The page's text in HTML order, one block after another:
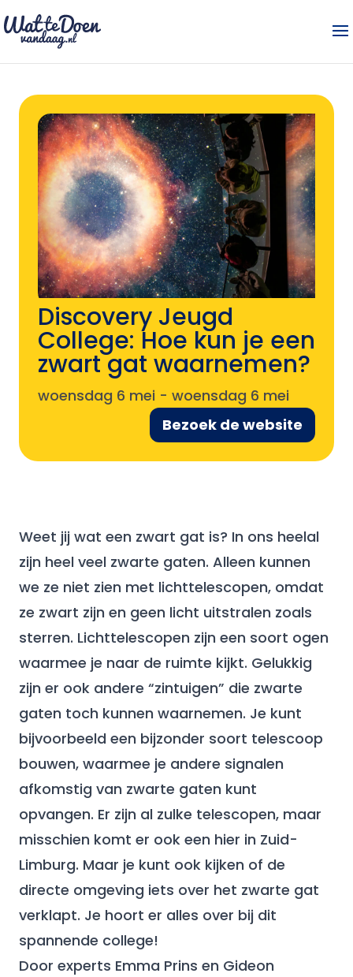
Discovery Jeugd
College: Hoe kun je een
zwart gat waarnemen?
woensdag 6 mei - woensdag 6 mei
Bezoek de website
Weet jij wat een zwart gat is? In ons heelal
zijn heel veel zwarte gaten. Alleen kunnen
we ze niet zien met lichttelescopen, omdat
ze zwart zijn en geen licht uitstralen zoals
sterren. Lichttelescopen zijn een soort ogen
waarmee je naar de ruimte kijkt. Gelukkig
zijn er ook andere “zintuigen” die zwarte
gaten toch kunnen waarnemen. Je kunt
bijvoorbeeld een bijzonder soort telescoop
bouwen, waarmee je andere signalen
afkomstig van zwarte gaten kunt
opvangen. Er zijn al zulke telescopen, maar
misschien komt er ook een hier in Zuid-
Limburg. Maar je kunt ook kijken of de
directe omgeving iets over het zwarte gat
verklapt. Je hoort er alles over bij dit
spannende college!
Door experts Emma Prins en Gideon